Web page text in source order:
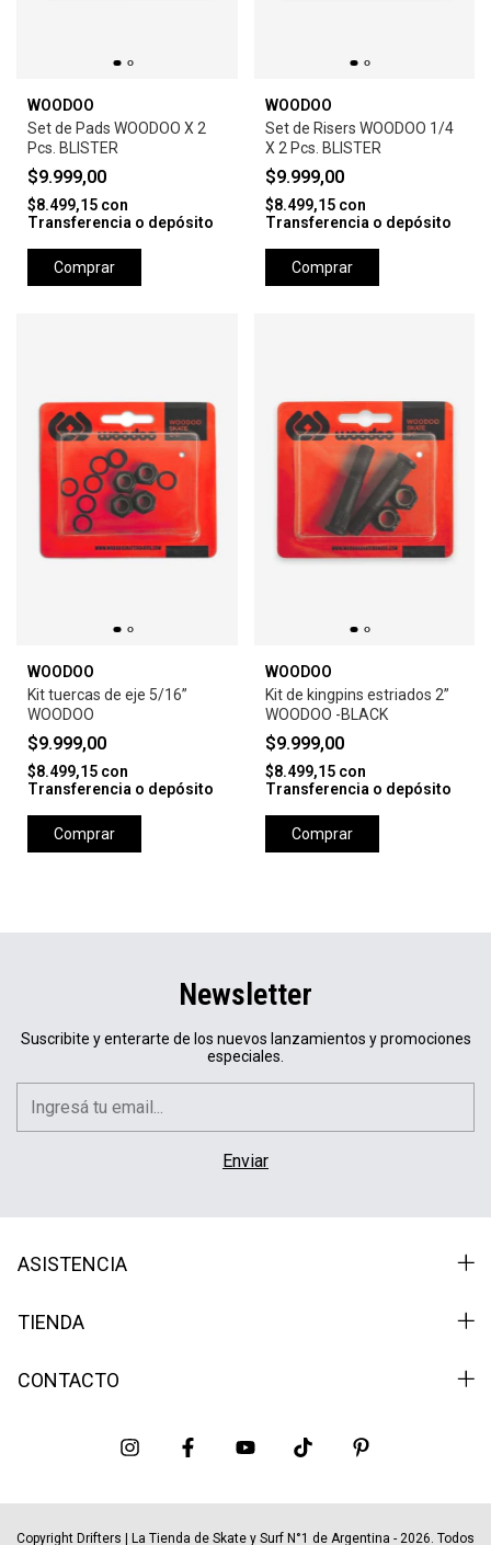
WOODOO
Set de Pads WOODOO X 2
Pcs. BLISTER
$9.999,00
$8.499,15 con
Transferencia o depósito
Comprar
WOODOO
Set de Risers WOODOO 1/4
X 2 Pcs. BLISTER
$9.999,00
$8.499,15 con
Transferencia o depósito
Comprar
WOODOO
Kit tuercas de eje 5/16”
WOODOO
$9.999,00
$8.499,15 con
Transferencia o depósito
Comprar
WOODOO
Kit de kingpins estriados 2”
WOODOO -BLACK
$9.999,00
$8.499,15 con
Transferencia o depósito
Comprar
Newsletter
Suscribite y enterarte de los nuevos lanzamientos y promociones
especiales.
ASISTENCIA
TIENDA
CONTACTO
Copyright Drifters | La Tienda de Skate y Surf N°1 de Argentina - 2026. Todos